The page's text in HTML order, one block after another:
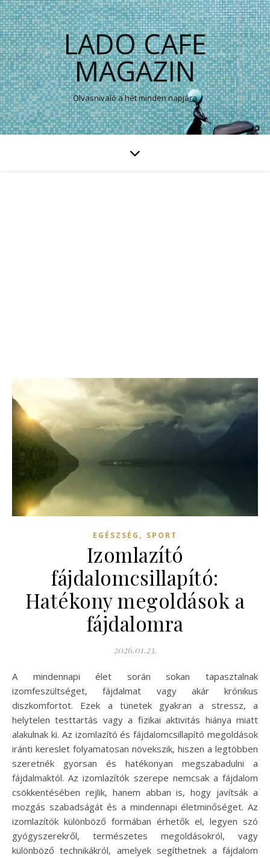
LADO CAFE
MAGAZIN
Olvasnivaló a hét minden napjára
EGÉSZSÉG , SPORT
Izomlazító
fájdalomcsillapító:
Hatékony megoldások a
fájdalomra
2026.01.23.
A mindennapi élet során sokan tapasztalnak
izomfeszültséget, fájdalmat vagy akár krónikus
diszkomfortot. Ezek a tünetek gyakran a stressz, a
helytelen testtartás vagy a fizikai aktivitás hiánya miatt
alakulnak ki. Az izomlazító és fájdalomcsillapító megoldások
iránti kereslet folyamatosan növekszik, hiszen a legtöbben
szeretnék gyorsan és hatékonyan megszabadulni a
fájdalmaktól. Az izomlazítók szerepe nemcsak a fájdalom
csökkentésében rejlik, hanem abban is, hogy javítsák a
mozgás szabadságát és a mindennapi életminőséget. Az
izomlazítók különböző formában érhetők el, legyen szó
gyógyszerekről, természetes megoldásokról, vagy
különböző technikákról, amelyek segíthetnek a fájdalom